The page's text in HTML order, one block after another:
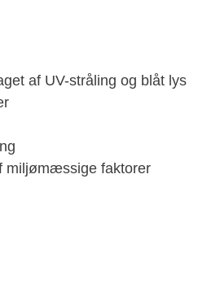
af UV-stråling og blåt lys
miljømæssige faktorer